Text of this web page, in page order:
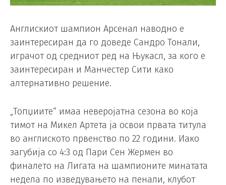
Англискиот шампион Арсенал наводно е
заинтересиран да го доведе Сандро Тонали,
играчот од средниот ред на Њукасл, за кого е
заинтересиран и Манчестер Сити како
алтернативно решение.
„Топџиите“ имаа неверојатна сезона во која
тимот на Микел Артета ја освои првата титула
во англиското првенство по 22 години. Иако
загубија со 4:3 од Пари Сен Жермен во
финалето на Лигата на шампионите минатата
недела по изведувањето на пенали, клубот